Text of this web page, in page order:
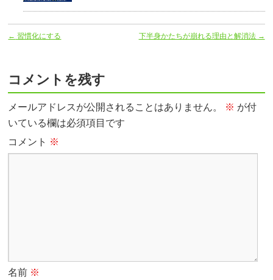
← 習慣化にする 下半身かたちが崩れる理由と解消法 →
コメントを残す
メールアドレスが公開されることはありません。 ※ が付
いている欄は必須項目です
コメント ※
名前 ※